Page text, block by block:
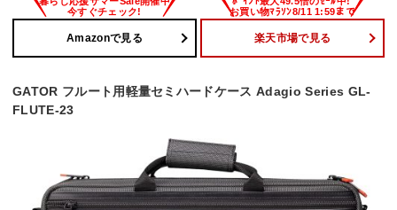
Amazonで見る 楽天市場で見る
GATOR フルート用軽量セミハードケース Adagio Series GL-
FLUTE-23